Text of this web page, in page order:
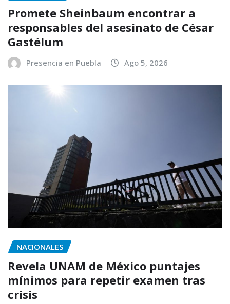
Promete Sheinbaum encontrar a
responsables del asesinato de César
Gastélum
Presencia en Puebla Ago 5, 2026
NACIONALES
Revela UNAM de México puntajes
mínimos para repetir examen tras
crisis